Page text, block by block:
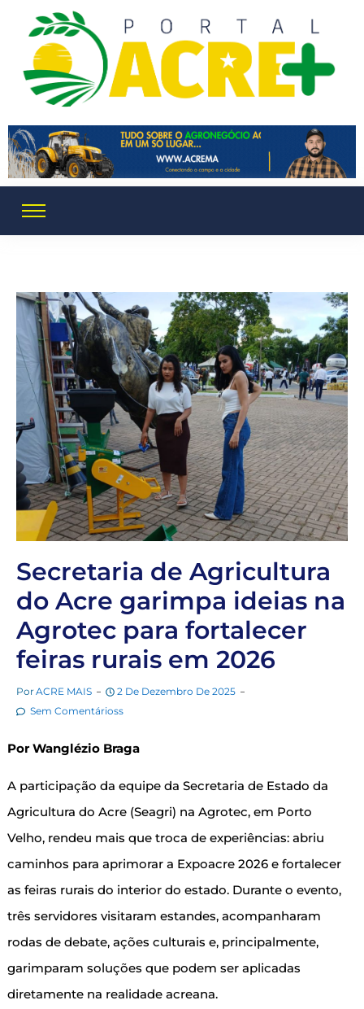
Secretaria de Agricultura
do Acre garimpa ideias na
Agrotec para fortalecer
feiras rurais em 2026
PorACRE MAIS
2 De Dezembro De 2025
Sem Comentárioss
Por Wanglézio Braga
A participação da equipe da Secretaria de Estado da
Agricultura do Acre (Seagri) na Agrotec, em Porto
Velho, rendeu mais que troca de experiências: abriu
caminhos para aprimorar a Expoacre 2026 e fortalecer
as feiras rurais do interior do estado. Durante o evento,
três servidores visitaram estandes, acompanharam
rodas de debate, ações culturais e, principalmente,
garimparam soluções que podem ser aplicadas
diretamente na realidade acreana.